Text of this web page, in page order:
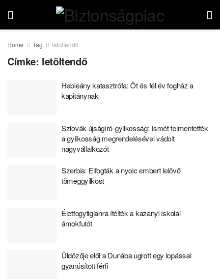
Home Tag letöltendő
Címke: letöltendő
Hableány katasztrófa: Öt és fél év fogház a
kapitánynak
Szlovák újságíró-gyilkosság: Ismét felmentették
a gyilkosság megrendelésével vádolt
nagyvállalkozót
Szerbia: Elfogták a nyolc embert lelövő
tömeggyilkost
Életfogytiglanra ítélték a kazanyi iskolai
ámokfutót
Üldözője elől a Dunába ugrott egy lopással
gyanúsított férfi